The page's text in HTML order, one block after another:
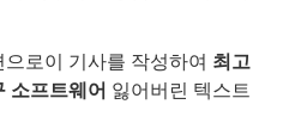
로이 기사를 작성하여 최고
소프트웨어 잃어버린 텍스트